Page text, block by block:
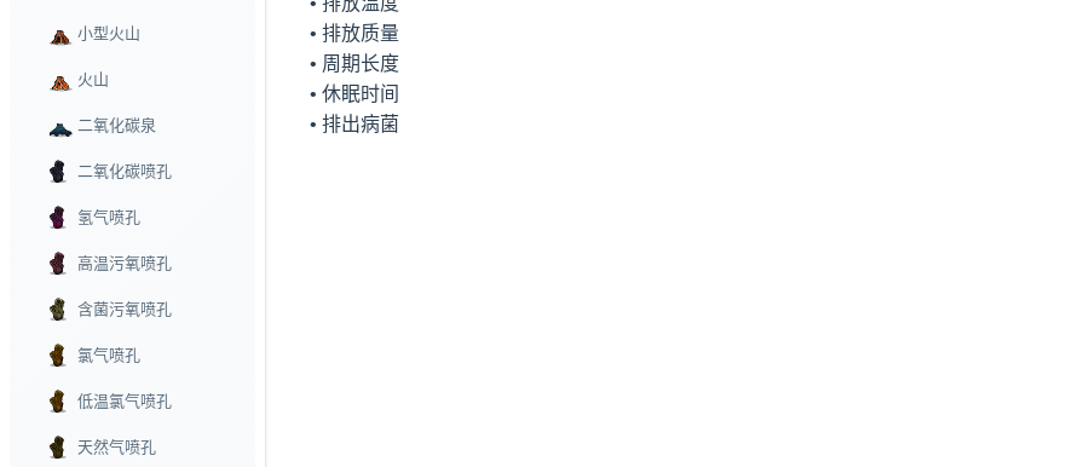
小型火山
火山
二氧化碳泉
二氧化碳喷孔
氢气喷孔
高温污氧喷孔
含菌污氧喷孔
氯气喷孔
低温氯气喷孔
天然气喷孔
    • 排出病菌